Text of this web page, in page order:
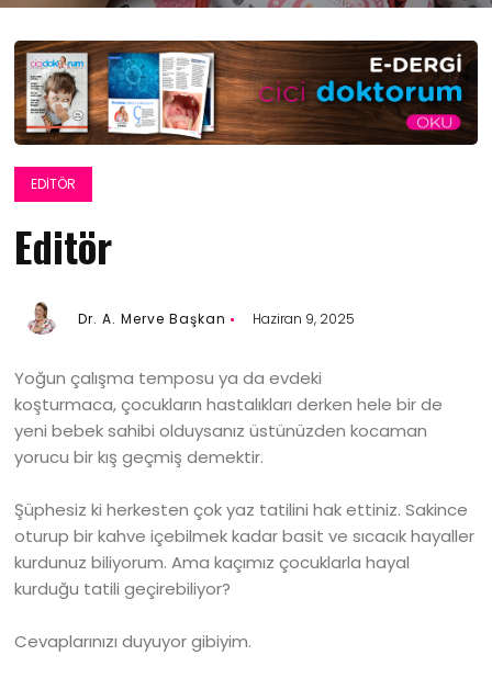
EDITÖR
Editör
Dr. A. Merve Başkan Haziran 9, 2025
Yoğun çalışma temposu ya da evdeki
koşturmaca, çocukların hastalıkları derken hele bir de
yeni bebek sahibi olduysanız üstünüzden kocaman
yorucu bir kış geçmiş demektir.
Şüphesiz ki herkesten çok yaz tatilini hak ettiniz. Sakince
oturup bir kahve içebilmek kadar basit ve sıcacık hayaller
kurdunuz biliyorum. Ama kaçımız çocuklarla hayal
kurduğu tatili geçirebiliyor?
Cevaplarınızı duyuyor gibiyim.